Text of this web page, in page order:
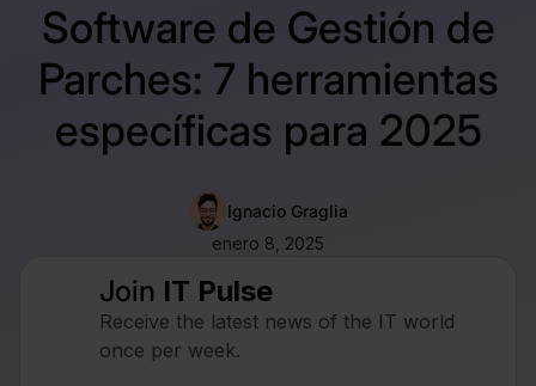
Software de Gestión de
Parches: 7 herramientas
específicas para 2025
Ignacio Graglia
enero 8, 2025
Join IT Pulse
Receive the latest news of the IT world
once per week.